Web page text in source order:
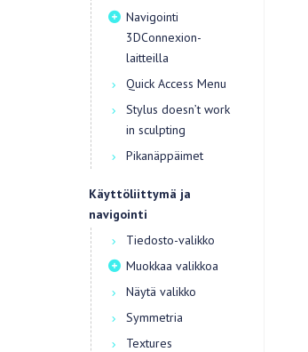
Navigointi
3DConnexion-
laitteilla
Quick Access Menu
Stylus doesn’t work
in sculpting
Pikanäppäimet
Käyttöliittymä ja
navigointi
Tiedosto-valikko
Muokkaa valikkoa
Näytä valikko
Symmetria
Textures